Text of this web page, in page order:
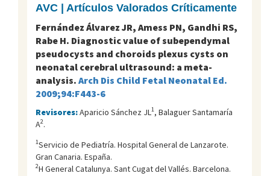
AVC | Artículos Valorados Críticamente
Fernández Álvarez JR, Amess PN, Gandhi RS,
Rabe H. Diagnostic value of subependymal
pseudocysts and choroids plexus cysts on
neonatal cerebral ultrasound: a meta-
analysis. Arch Dis Child Fetal Neonatal Ed.
2009;94:F443-6
Revisores:Aparicio Sánchez JL 1, Balaguer Santamaría
A2.
1Servicio de Pediatría. Hospital General de Lanzarote.
Gran Canaria. España.
2H General Catalunya. Sant Cugat del Vallés. Barcelona.